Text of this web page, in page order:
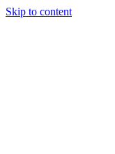
Skip to content